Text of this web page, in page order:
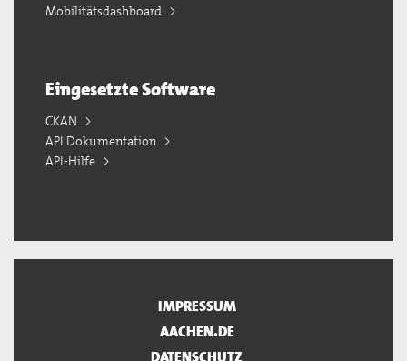
Mobilitätsdashboard
Eingesetzte Software
CKAN
API Dokumentation
API-Hilfe
IMPRESSUM
AACHEN.DE
DATENSCHUTZ